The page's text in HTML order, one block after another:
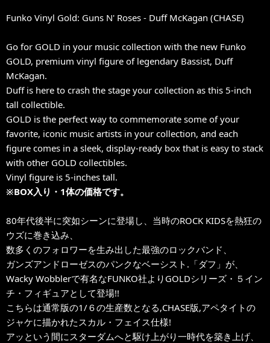
Funko Vinyl Gold: Guns N' Roses - Duff McKagan (CHASE)
Go for GOLD in your music collection with the new Funko
GOLD, premium vinyl figure of legendary Bassist, Duff
McKagan.
Duff is here to crash the stage your collection as this 5-inch
tall collectible.
GOLD is the perfect way to commemorate some of your
favorite, iconic music artists in your collection, and each
figure comes in a sleek, display-ready box that is easy to stack
with other GOLD collectibles.
Vinyl figure is 5-inches tall.
※BOX入り・1体の価格です。
80年代後半に突如シーンに登場し、当時のROCK KIDSを熱狂の
ウズに巻き込み、
数多くのフォロワーを生み出した最強のロックバンド、
ガンズアンドローゼスのパンクなベーシスト.「ダフ」が、
Wacky Wobblerで有名なFUNKO社よりGOLDシリーズ・５イン
チ・フィギュアとして登場!!
こちらは通常版の1/６の生産数となる,CHASE版,アペタイトの
ジャケに描かれたスカル・フェイス仕様!
アッという間にスターダムへと駆け上がり一時代を築き上げ、